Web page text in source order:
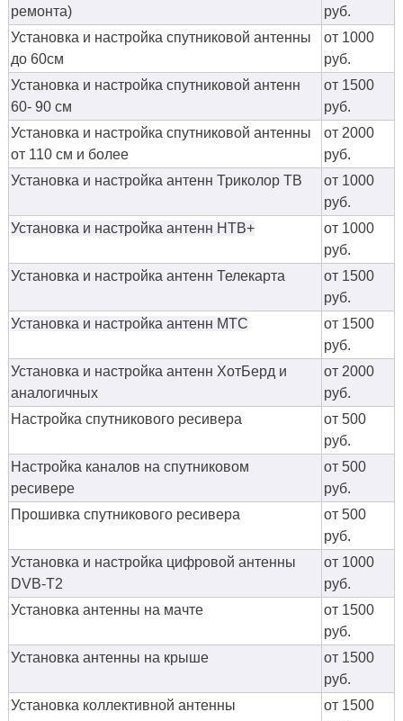
ремонта)
руб.
Установка и настройка спутниковой антенны
до 60см
от 1000
руб.
Установка и настройка спутниковой антенн
60- 90 см
от 1500
руб.
Установка и настройка спутниковой антенны
от 110 см и более
от 2000
руб.
Установка и настройка антенн Триколор ТВ
от 1000
руб.
Установка и настройка антенн НТВ+
от 1000
руб.
Установка и настройка антенн Телекарта
от 1500
руб.
Установка и настройка антенн МТС
от 1500
руб.
Установка и настройка антенн ХотБерд и
аналогичных
от 2000
руб.
Настройка спутникового ресивера
от 500
руб.
Настройка каналов на спутниковом
ресивере
от 500
руб.
Прошивка спутникового ресивера
от 500
руб.
Установка и настройка цифровой антенны
DVB-T2
от 1000
руб.
Установка антенны на мачте
от 1500
руб.
Установка антенны на крыше
от 1500
руб.
Установка коллективной антенны
от 1500